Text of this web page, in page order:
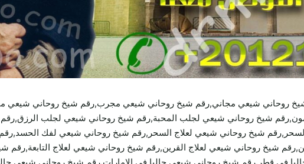
روحاني شيعي مجاني,رقم شيخ روحاني شيعي مجرب,رقم شيخ روحاني شيعي
شيخ روحاني شيعي لجلب المحبة,رقم شيخ روحاني شيعي لجلب
شيخ روحاني شيعي لعلاج السحر,رقم شيخ روحاني شيعي لفك
شيخ روحاني شيعي لعلاج القرين,رقم شيخ روحاني شيعي لعلاج التابعة,رقم